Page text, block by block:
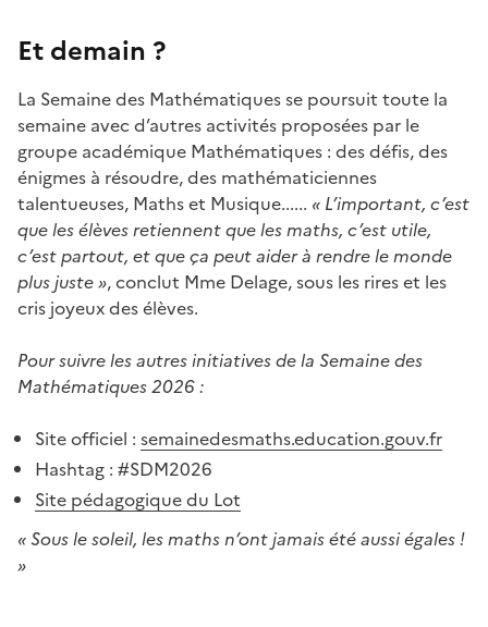
Et demain ?
La Semaine des Mathématiques se poursuit toute la
semaine avec d’autres activités proposées par le
groupe académique Mathématiques : des défis, des
énigmes à résoudre, des mathématiciennes
talentueuses, Maths et Musique...... « L’important, c’est
que les élèves retiennent que les maths, c’est utile,
c’est partout, et que ça peut aider à rendre le monde
plus juste », conclut Mme Delage, sous les rires et les
cris joyeux des élèves.
Pour suivre les autres initiatives de la Semaine des
Mathématiques 2026 :
Site officiel : semainedesmaths.education.gouv.fr
Hashtag : #SDM2026
Site pédagogique du Lot
« Sous le soleil, les maths n’ont jamais été aussi égales !
»